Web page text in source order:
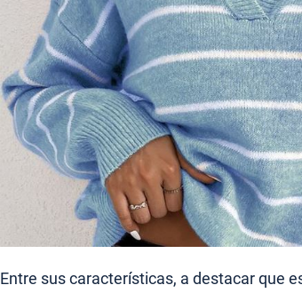
Entre sus características, a destacar que